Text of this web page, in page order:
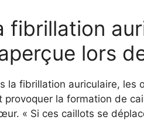
fibrillation
lors
la fibrillation auriculaire,
provoquer la formation de
« Si ces caillots se